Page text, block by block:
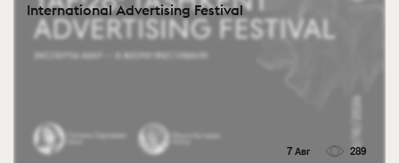
International Advertising Festival
7 Авг 289